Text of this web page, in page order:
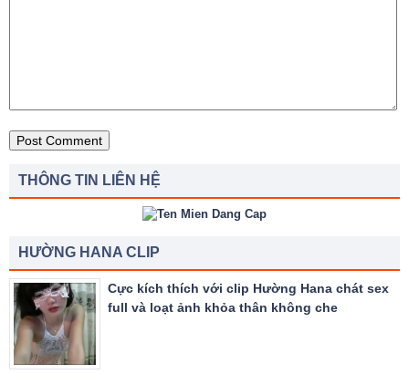
THÔNG TIN LIÊN HỆ
HƯỜNG HANA CLIP
Cực kích thích với clip Hường Hana chát sex
full và loạt ảnh khỏa thân không che